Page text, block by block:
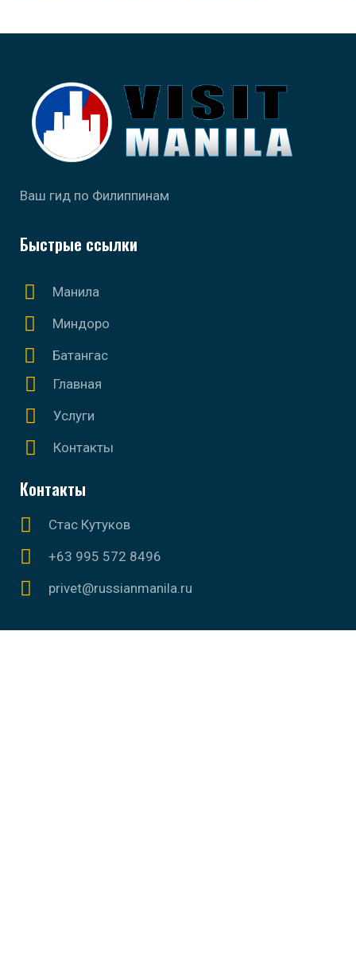
Ваш гид по Филиппинам
Быстрые ссылки
Манила
Миндоро
Батангас
Главная
Услуги
Контакты
Контакты
Стас Кутуков
+63 995 572 8496
privet@russianmanila.ru